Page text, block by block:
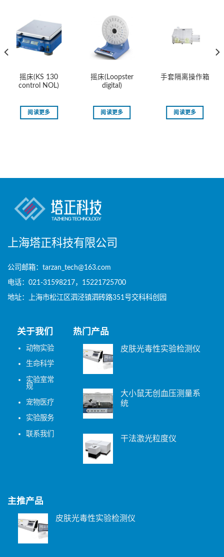
摇床(KS 130
control NOL)
阅读更多
摇床(Loopster
digital)
阅读更多
手套隔离操作箱
阅读更多
上海塔正科技有限公司
公司邮箱：tarzan_tech@163.com
电话：021-31598217，15221725700
地址：上海市松江区泗泾镇泗砖路351号交科科创园
关于我们
动物实验
生命科学
实验室常
规
宠物医疗
实验服务
联系我们
热门产品
皮肤光毒性实验检测仪
大小鼠无创血压测量系
统
干法激光粒度仪
主推产品
皮肤光毒性实验检测仪